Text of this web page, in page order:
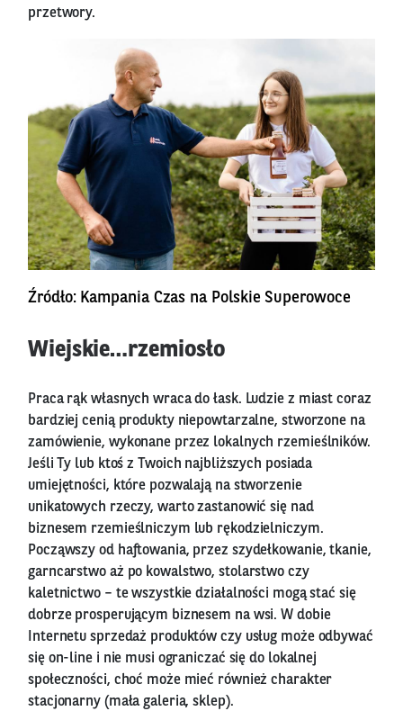
przetwory.
Źródło: Kampania Czas na Polskie Superowoce
Wiejskie…rzemiosło
Praca rąk własnych wraca do łask. Ludzie z miast coraz
bardziej cenią produkty niepowtarzalne, stworzone na
zamówienie, wykonane przez lokalnych rzemieślników.
Jeśli Ty lub ktoś z Twoich najbliższych posiada
umiejętności, które pozwalają na stworzenie
unikatowych rzeczy, warto zastanowić się nad
biznesem rzemieślniczym lub rękodzielniczym.
Począwszy od haftowania, przez szydełkowanie, tkanie,
garncarstwo aż po kowalstwo, stolarstwo czy
kaletnictwo – te wszystkie działalności mogą stać się
dobrze prosperującym biznesem na wsi. W dobie
Internetu sprzedaż produktów czy usług może odbywać
się on-line i nie musi ograniczać się do lokalnej
społeczności, choć może mieć również charakter
stacjonarny (mała galeria, sklep).